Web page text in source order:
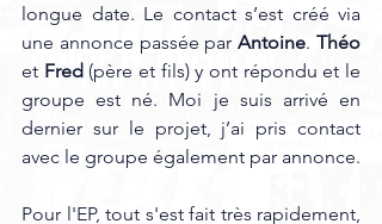
longue date. Le contact s’est créé via
une annonce passée par Antoine.
et Fred (père et fils) y ont répondu et le
groupe est né. Moi je suis arrivé en
dernier sur le projet, j’ai pris contact
avec le groupe également par annonce.
Pour l'EP, tout s'est fait très rapidement,